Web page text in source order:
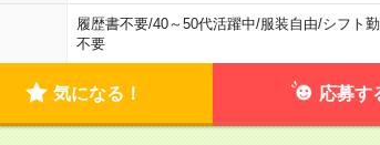
履歴書不要/40～50代活躍中/服装自由/シフト
不要
気になる！ 応募す